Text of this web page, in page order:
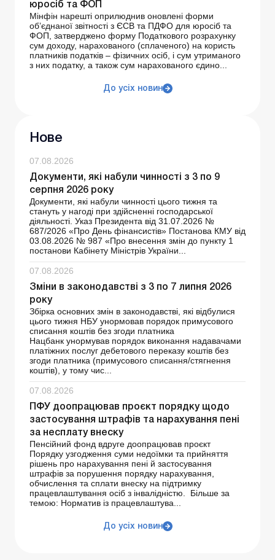
юросіб та ФОП
Мінфін нарешті оприлюднив оновлені форми
об’єднаної звітності з ЄСВ та ПДФО для юросіб та
ФОП, затверджено форму Податкового розрахунку
сум доходу, нарахованого (сплаченого) на користь
платників податків – фізичних осіб, і сум утриманого
з них податку, а також сум нарахованого єдино...
До усіх новин
Нове
07.08.2026
Документи, які набули чинності з 3 по 9
серпня 2026 року
Документи, які набули чинності цього тижня та
стануть у нагоді при здійсненні господарської
діяльності. Указ Президента від 31.07.2026 №
687/2026 «Про День фінансистів» Постанова КМУ від
03.08.2026 № 987 «Про внесення змін до пункту 1
постанови Кабінету Міністрів України...
07.08.2026
Зміни в законодавстві з 3 по 7 липня 2026
року
Збірка основних змін в законодавстві, які відбулися
цього тижня НБУ унормовав порядок примусового
списання коштів без згоди платника
Нацбанк унормував порядок виконання надавачами
платіжних послуг дебетового переказу коштів без
згоди платника (примусового списання/стягнення
коштів), у тому чис...
07.08.2026
ПФУ доопрацював проєкт порядку щодо
застосування штрафів та нарахування пені
за несплату внеску
Пенсійний фонд вдруге доопрацював проєкт
Порядку узгодження суми недоїмки та прийняття
рішень про нарахування пені й застосування
штрафів за порушення порядку нарахування,
обчислення та сплати внеску на підтримку
працевлаштування осіб з інвалідністю. Більше за
темою: Норматив із працевлаштува...
До усіх новин